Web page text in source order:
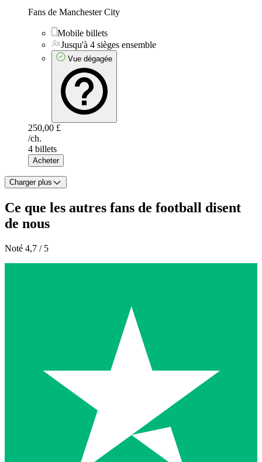
Fans de Manchester City
Mobile billets
Jusqu'à 4 sièges ensemble
Vue dégagée
250,00 £
/ch.
4 billets
Acheter
Charger plus
Ce que les autres fans de football disent
de nous
Noté 4,7 / 5